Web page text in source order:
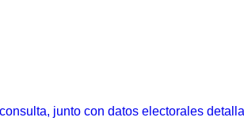
junto con datos electorales